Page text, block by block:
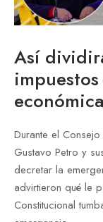
Así
económica
Durante el
Gustavo Petro y
decretar la
advirtieron qué le
Constitucional